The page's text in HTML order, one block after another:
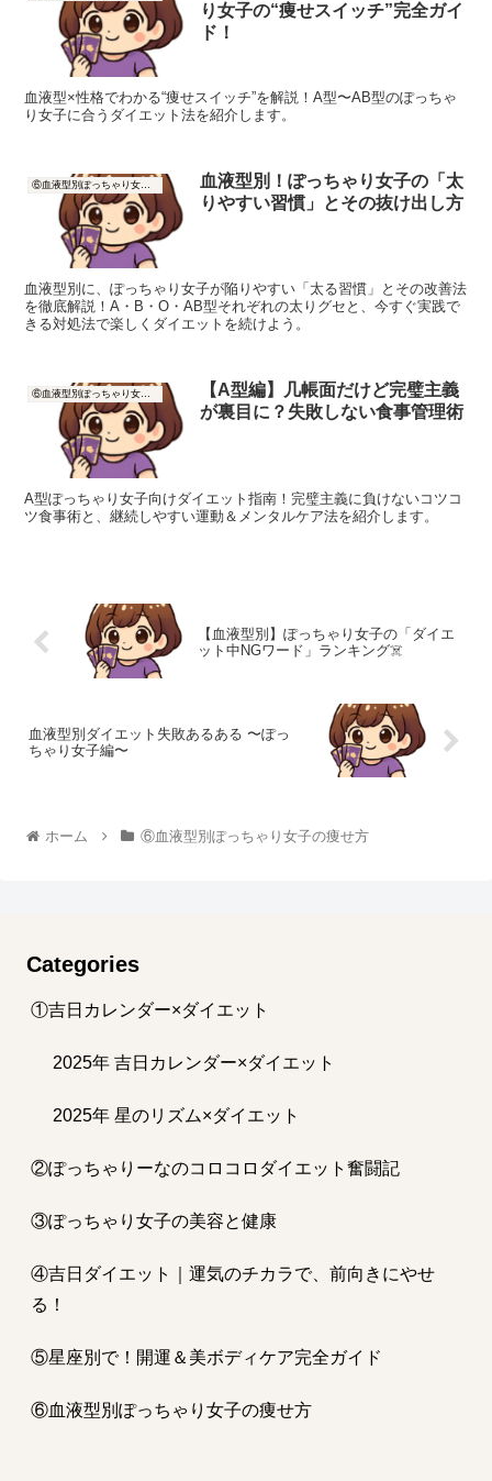
り女子の“痩せスイッチ”完全ガイ
ド！
血液型×性格でわかる“痩せスイッチ”を解説！A型〜AB型のぽっちゃ
り女子に合うダイエット法を紹介します。
⑥血液型別ぽっちゃり女子の痩せ方
血液型別！ぽっちゃり女子の「太
りやすい習慣」とその抜け出し方
血液型別に、ぽっちゃり女子が陥りやすい「太る習慣」とその改善法
を徹底解説！A・B・O・AB型それぞれの太りグセと、今すぐ実践で
きる対処法で楽しくダイエットを続けよう。
⑥血液型別ぽっちゃり女子の痩せ方
【A型編】几帳面だけど完璧主義
が裏目に？失敗しない食事管理術
A型ぽっちゃり女子向けダイエット指南！完璧主義に負けないコツコ
ツ食事術と、継続しやすい運動＆メンタルケア法を紹介します。
【血液型別】ぽっちゃり女子の「ダイエ
ット中NGワード」ランキング☠️
血液型別ダイエット失敗あるある 〜ぽっ
ちゃり女子編〜
ホーム ⑥血液型別ぽっちゃり女子の痩せ方
Categories
①吉日カレンダー×ダイエット
2025年 吉日カレンダー×ダイエット
2025年 星のリズム×ダイエット
②ぽっちゃりーなのコロコロダイエット奮闘記
③ぽっちゃり女子の美容と健康
④吉日ダイエット｜運気のチカラで、前向きにやせ
る！
⑤星座別で！開運＆美ボディケア完全ガイド
⑥血液型別ぽっちゃり女子の痩せ方